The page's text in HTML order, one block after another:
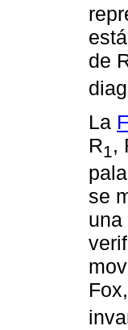
de
La
R1,
se
una